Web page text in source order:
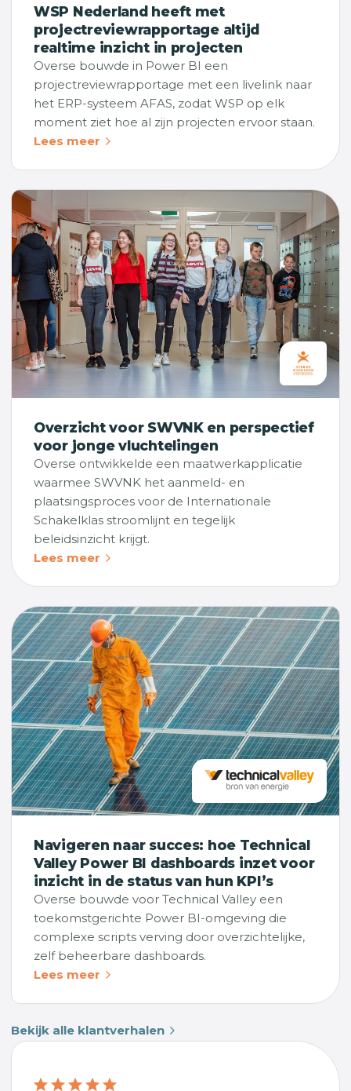
WSP Nederland heeft met
projectreviewrapportage altijd
realtime inzicht in projecten
Overse bouwde in Power BI een
projectreviewrapportage met een livelink naar
het ERP-systeem AFAS, zodat WSP op elk
moment ziet hoe al zijn projecten ervoor staan.
Lees meer
Overzicht voor SWVNK en perspectief
voor jonge vluchtelingen
Overse ontwikkelde een maatwerkapplicatie
waarmee SWVNK het aanmeld- en
plaatsingsproces voor de Internationale
Schakelklas stroomlijnt en tegelijk
beleidsinzicht krijgt.
Lees meer
Navigeren naar succes: hoe Technical
Valley Power BI dashboards inzet voor
inzicht in de status van hun KPI’s
Overse bouwde voor Technical Valley een
toekomstgerichte Power BI-omgeving die
complexe scripts verving door overzichtelijke,
zelf beheerbare dashboards.
Lees meer
Bekijk alle klantverhalen